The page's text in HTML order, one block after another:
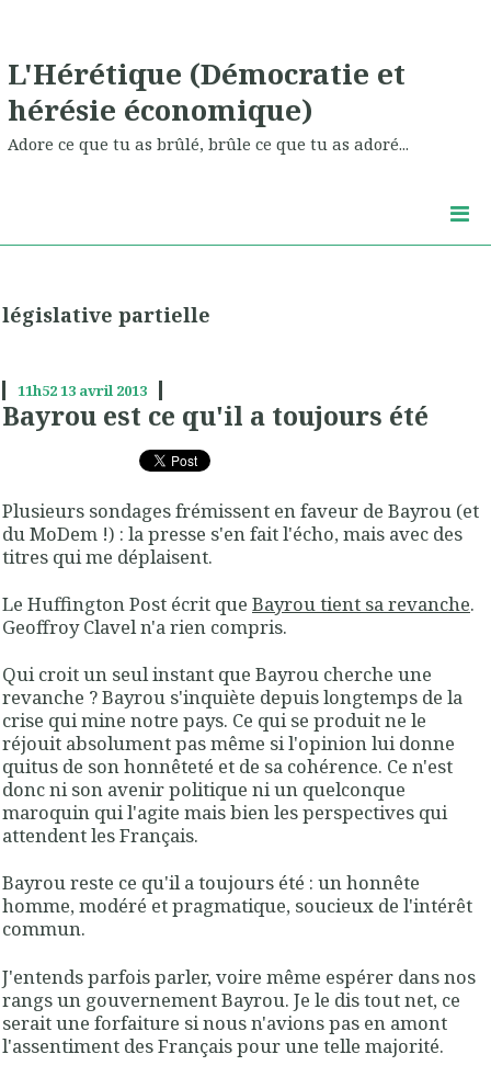
L'Hérétique (Démocratie et
hérésie économique)
Adore ce que tu as brûlé, brûle ce que tu as adoré...
législative partielle
11h5213 avril 2013
Bayrou est ce qu'il a toujours été
Plusieurs sondages frémissent en faveur de Bayrou (et
du MoDem !) : la presse s'en fait l'écho, mais avec des
titres qui me déplaisent.
Le Huffington Post écrit que Bayrou tient sa revanche.
Geoffroy Clavel n'a rien compris.
Qui croit un seul instant que Bayrou cherche une
revanche ? Bayrou s'inquiète depuis longtemps de la
crise qui mine notre pays. Ce qui se produit ne le
réjouit absolument pas même si l'opinion lui donne
quitus de son honnêteté et de sa cohérence. Ce n'est
donc ni son avenir politique ni un quelconque
maroquin qui l'agite mais bien les perspectives qui
attendent les Français.
Bayrou reste ce qu'il a toujours été : un honnête
homme, modéré et pragmatique, soucieux de l'intérêt
commun.
J'entends parfois parler, voire même espérer dans nos
rangs un gouvernement Bayrou. Je le dis tout net, ce
serait une forfaiture si nous n'avions pas en amont
l'assentiment des Français pour une telle majorité.